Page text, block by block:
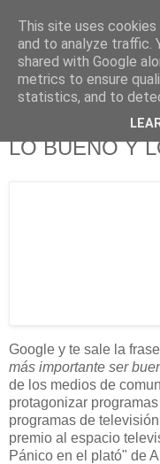
625
LA TELEVISIÓN
LO BUENO Y
Google y te sale la frase
más importante ser
de los medios de
protagonizar
programas de
premio al espacio
Pánico en el plató" de
This site uses
and to analyze traffic.
shared with Google
metrics to ensure
statistics, and to